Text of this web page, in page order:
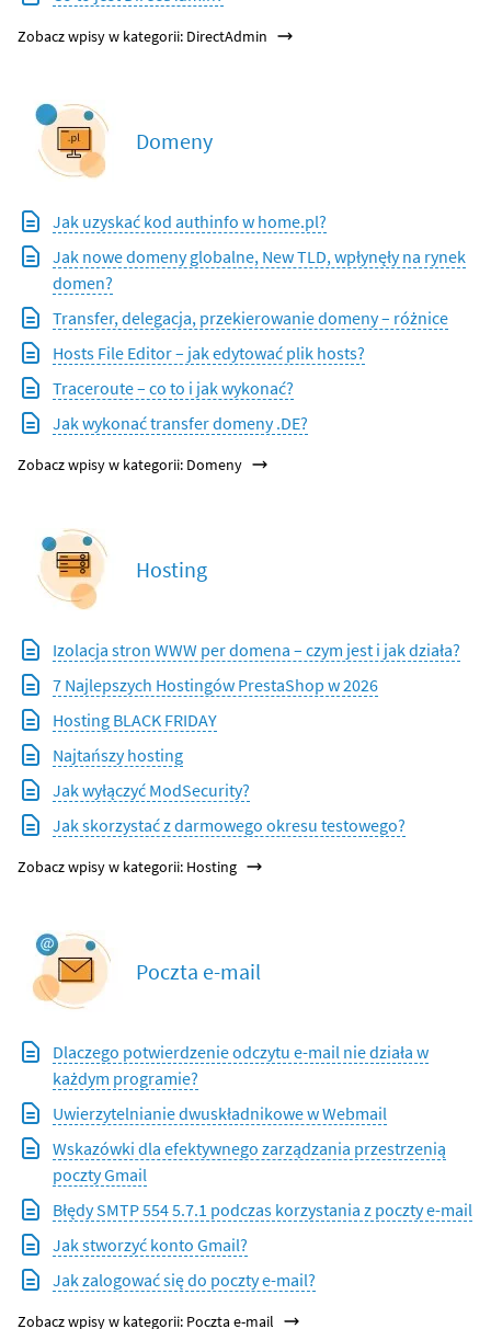
Zobacz wpisy w kategorii: DirectAdmin
Domeny
Jak uzyskać kod authinfo w home.pl?
Jak nowe domeny globalne, New TLD, wpłynęły na rynek
domen?
Transfer, delegacja, przekierowanie domeny – różnice
Hosts File Editor – jak edytować plik hosts?
Traceroute – co to i jak wykonać?
Jak wykonać transfer domeny .DE?
Zobacz wpisy w kategorii: Domeny
Hosting
Izolacja stron WWW per domena – czym jest i jak działa?
7 Najlepszych Hostingów PrestaShop w 2026
Hosting BLACK FRIDAY
Najtańszy hosting
Jak wyłączyć ModSecurity?
Jak skorzystać z darmowego okresu testowego?
Zobacz wpisy w kategorii: Hosting
Poczta e-mail
Dlaczego potwierdzenie odczytu e-mail nie działa w
każdym programie?
Uwierzytelnianie dwuskładnikowe w Webmail
Wskazówki dla efektywnego zarządzania przestrzenią
poczty Gmail
Błędy SMTP 554 5.7.1 podczas korzystania z poczty e-mail
Jak stworzyć konto Gmail?
Jak zalogować się do poczty e-mail?
Zobacz wpisy w kategorii: Poczta e-mail